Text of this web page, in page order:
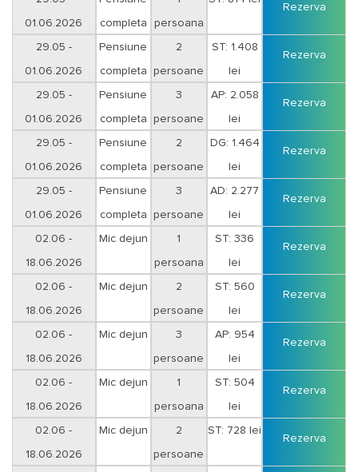
01.06.2026 completa persoana
Rezerva
29.05 -
01.06.2026
Pensiune
completa
2
persoane
ST: 1.408
lei
Rezerva
29.05 -
01.06.2026
Pensiune
completa
3
persoane
AP: 2.058
lei
Rezerva
29.05 -
01.06.2026
Pensiune
completa
2
persoane
DG: 1.464
lei
Rezerva
29.05 -
01.06.2026
Pensiune
completa
3
persoane
AD: 2.277
lei
Rezerva
02.06 -
18.06.2026
Duminica-Joi
Mic dejun 1
persoana
ST: 336
lei
Rezerva
02.06 -
18.06.2026
Duminica-Joi
Mic dejun 2
persoane
ST: 560
lei
Rezerva
02.06 -
18.06.2026
Duminica-Joi
Mic dejun 3
persoane
AP: 954
lei
Rezerva
02.06 -
18.06.2026
Vineri-Sambata
Mic dejun 1
persoana
ST: 504
lei
Rezerva
02.06 -
18.06.2026
Mic dejun 2
persoane
ST: 728 lei
Rezerva